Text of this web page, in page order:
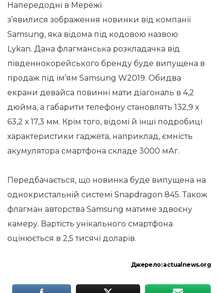
Напередодні в Мережі
з’явилися зображення новинки від компанії
Samsung, яка відома під кодовою назвою
Lykan. Дана флагманська розкладачка від
південнокорейського бренду буде випущена в
продаж під ім’ям Samsung W2019. Обидва
екрани девайса повинні мати діагональ в 4,2
дюйма, а габарити телефону становлять 132,9 х
63,2 х 17,3 мм. Крім того, відомі й інші подробиці
характеристики гаджета, наприклад, ємність
акумулятора смартфона складе 3000 мАг.
Передбачається, що новинка буде випущена на
однокристальній системі Snapdragon 845. Також
флагман авторства Samsung матиме здвоєну
камеру. Вартість унікального смартфона
оцінюється в 2,5 тисячі доларів.
Джерело:actualnews.org